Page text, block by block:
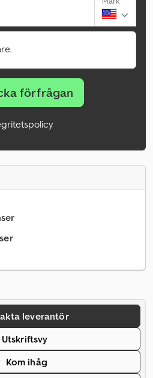
förfrågan
leverantör
Utskriftsvy
Kom ihåg